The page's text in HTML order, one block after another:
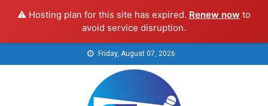
⚠️ Hosting plan for this site has expired. Renew now to
avoid service disruption.
to
Friday, August 07, 2026